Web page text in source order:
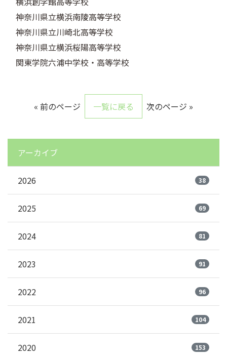
神奈川県立横浜南陵高等学校
神奈川県立川崎北高等学校
神奈川県立横浜桜陽高等学校
関東学院六浦中学校・高等学校
« 前のページ 一覧に戻る 次のページ »
アーカイブ
2026 38
2025 69
2024 81
2023 91
2022 96
2021 104
2020 153